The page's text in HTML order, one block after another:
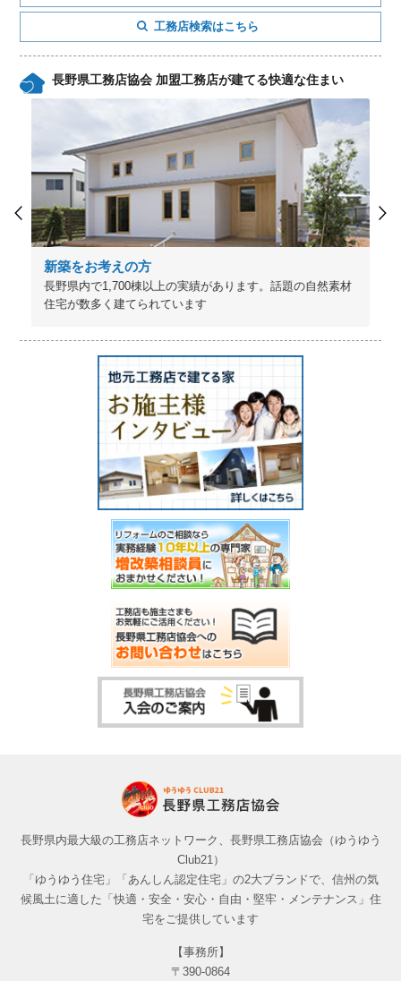
工務店検索はこちら
長野県工務店協会 加盟工務店が建てる快適な住まい
新築をお考えの方
長野県内で1,700棟以上の実績があります。話題の自然素材
住宅が数多く建てられています
長野県内最大級の工務店ネットワーク、長野県工務店協会（ゆうゆう
Club21）
「ゆうゆう住宅」「あんしん認定住宅」の2大ブランドで、信州の気
候風土に適した「快適・安全・安心・自由・堅牢・メンテナンス」住
宅をご提供しています
【事務所】
〒390-0864